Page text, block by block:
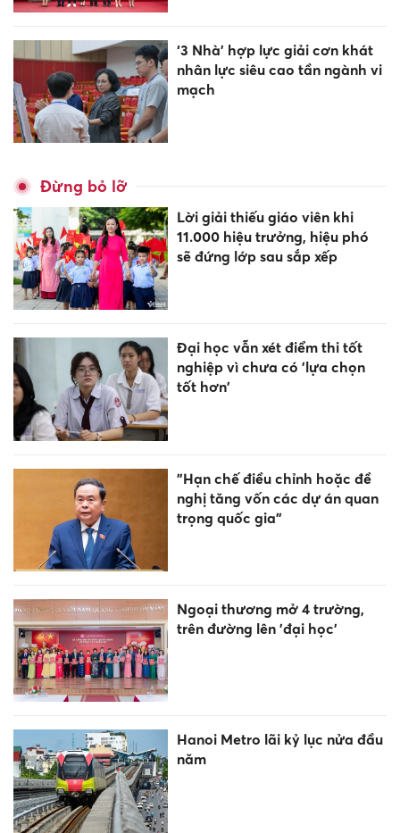
‘3 Nhà’ hợp lực giải cơn khát
nhân lực siêu cao tần ngành vi
mạch
Đừng bỏ lỡ
Lời giải thiếu giáo viên khi
11.000 hiệu trưởng, hiệu phó
sẽ đứng lớp sau sắp xếp
Đại học vẫn xét điểm thi tốt
nghiệp vì chưa có 'lựa chọn
tốt hơn'
"Hạn chế điều chỉnh hoặc đề
nghị tăng vốn các dự án quan
trọng quốc gia"
Ngoại thương mở 4 trường,
trên đường lên 'đại học'
Hanoi Metro lãi kỷ lục nửa đầu
năm